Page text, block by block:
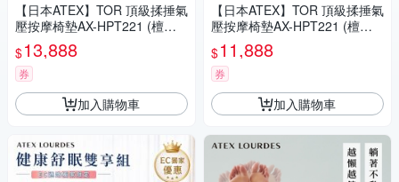
【日本ATEX】TOR 頂級揉捶氣
壓按摩椅墊AX-HPT221 (檀木
黑/亞麻灰) 含休閒椅
$13,888
券
加入購物車
【日本ATEX】TOR 頂級揉捶氣
壓按摩椅墊AX-HPT221 (檀木
黑/亞麻灰)
$11,888
券
加入購物車